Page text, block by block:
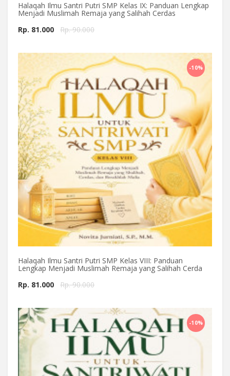
Halaqah Ilmu Santri Putri SMP Kelas IX: Panduan Lengkap
Menjadi Muslimah Remaja yang Salihah Cerdas
Rp. 81.000
Rp. 90.000
-10%
Halaqah Ilmu Santri Putri SMP Kelas VIII: Panduan
Lengkap Menjadi Muslimah Remaja yang Salihah Cerda
Rp. 81.000
Rp. 90.000
Beli Sekarang
-10%
Beli Sekarang